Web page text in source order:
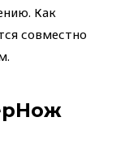
Как
совместно